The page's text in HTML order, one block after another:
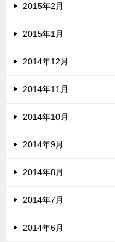
2015年2月
2015年1月
2014年12月
2014年11月
2014年10月
2014年9月
2014年8月
2014年7月
2014年6月